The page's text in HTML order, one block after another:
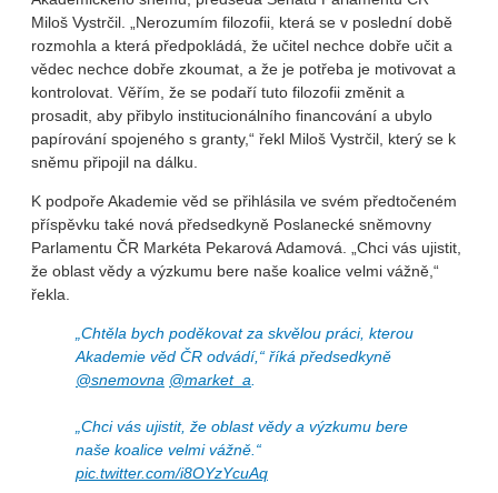
Miloš Vystrčil. „Nerozumím filozofii, která se v poslední době
rozmohla a která předpokládá, že učitel nechce dobře učit a
vědec nechce dobře zkoumat, a že je potřeba je motivovat a
kontrolovat. Věřím, že se podaří tuto filozofii změnit a
prosadit, aby přibylo institucionálního financování a ubylo
papírování spojeného s granty,“ řekl Miloš Vystrčil, který se k
sněmu připojil na dálku.
K podpoře Akademie věd se přihlásila ve svém předtočeném
příspěvku také nová předsedkyně Poslanecké sněmovny
Parlamentu ČR Markéta Pekarová Adamová. „Chci vás ujistit,
že oblast vědy a výzkumu bere naše koalice velmi vážně,“
řekla.
„Chtěla bych poděkovat za skvělou práci, kterou
Akademie věd ČR odvádí,“ říká předsedkyně
@snemovna @market_a
„Chci vás ujistit, že oblast vědy a výzkumu bere
naše koalice velmi vážně.“
pic.twitter.com/i8OYzYcuAq